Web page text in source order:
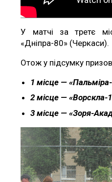
У матчі за третє
«Дніпра-80» (Черкаси).
Отож у підсумку
1 місце —
2 місце — «Ворскла-
3 місце — «Зоря-